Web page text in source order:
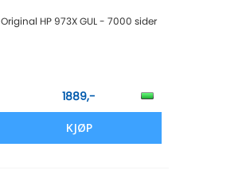
Original HP 973X GUL - 7000 sider
1889,-
KJØP